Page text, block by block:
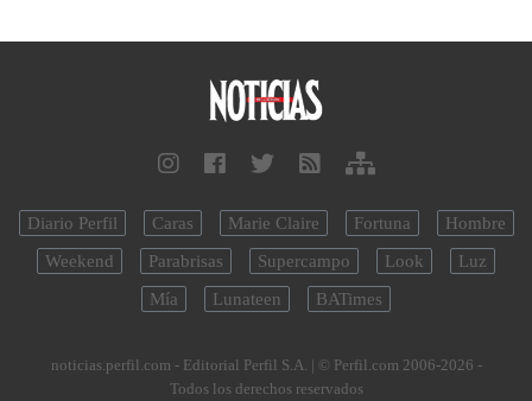
Diario Perfil Caras Marie Claire Fortuna
Hombre
Weekend
Parabrisas Supercampo Look
Luz
Mía
Lunateen BATimes
noticias.perfil.com - Editorial Perfil S.A. | © Perfil.com 2006-2026 -
Todos los derechos reservados